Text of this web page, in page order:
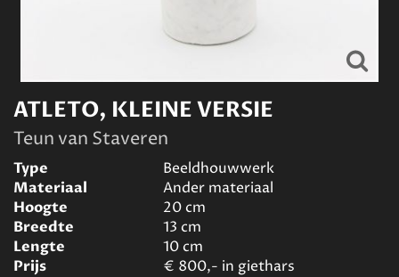
ATLETO, KLEINE VERSIE
Teun van Staveren
Type
Beeldhouwwerk
Materiaal
Ander materiaal
Hoogte
20cm
Breedte
13 cm
Lengte
10cm
Prijs
€ 800,- in giethars